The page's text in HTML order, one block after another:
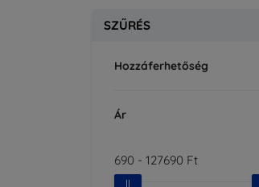
SZŰRÉS
Hozzáferhetőség
Ár
690 - 127690 Ft